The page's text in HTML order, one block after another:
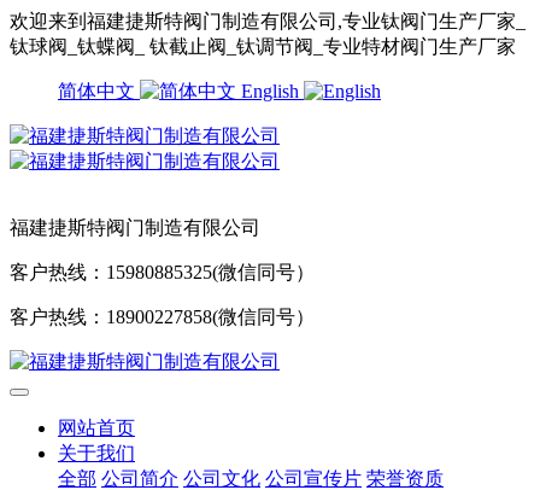
欢迎来到福建捷斯特阀门制造有限公司,专业钛阀门生产厂家_
钛球阀_钛蝶阀_ 钛截止阀_钛调节阀_专业特材阀门生产厂家
简体中文 English
福建捷斯特阀门制造有限公司
客户热线：15980885325(微信同号）
客户热线：18900227858(微信同号）
网站首页
关于我们
全部 公司简介 公司文化 公司宣传片 荣誉资质